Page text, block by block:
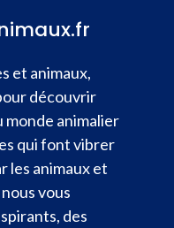
et animaux,
découvrir
monde animalier
qui font vibrer
les animaux et
vous
des